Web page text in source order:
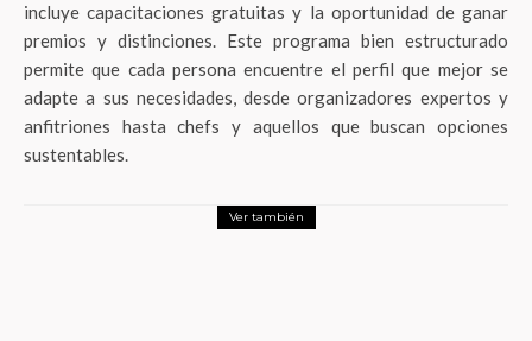
incluye capacitaciones gratuitas y la oportunidad de ganar
premios y distinciones. Este programa bien estructurado
permite que cada persona encuentre el perfil que mejor se
adapte a sus necesidades, desde organizadores expertos y
anfitriones hasta chefs y aquellos que buscan opciones
sustentables.
Ver también